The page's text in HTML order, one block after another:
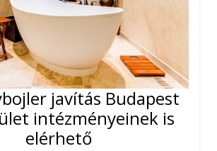
javítás Budapest
intézményeinek is
elérhető